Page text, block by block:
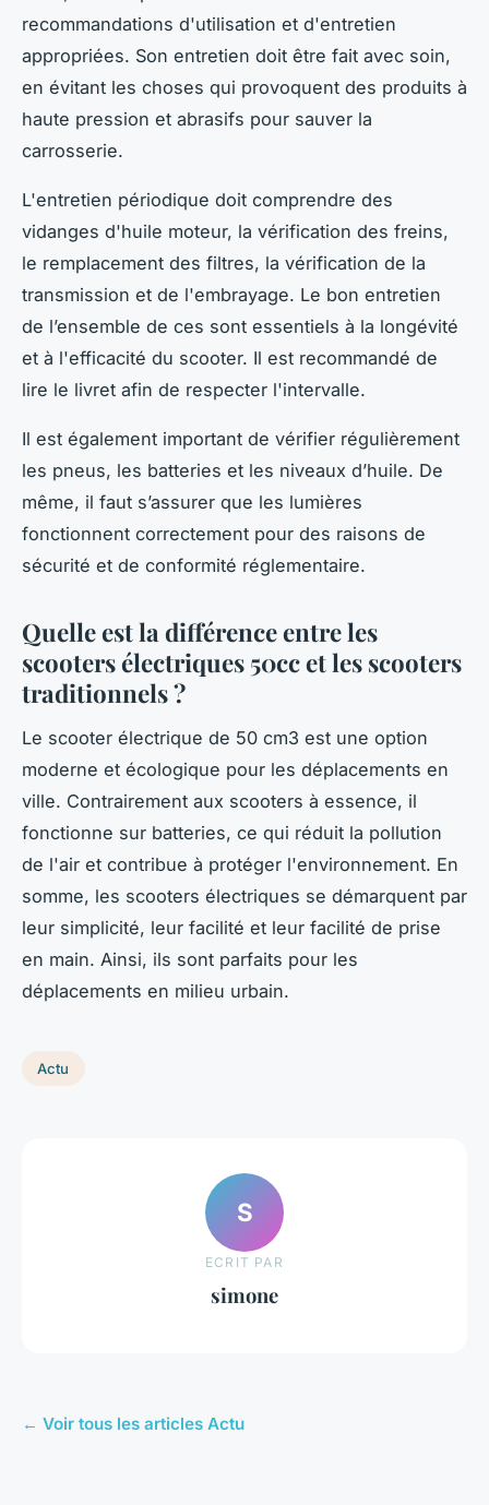
recommandations d'utilisation et d'entretien
appropriées. Son entretien doit être fait avec soin,
en évitant les choses qui provoquent des produits à
haute pression et abrasifs pour sauver la
carrosserie.
L'entretien périodique doit comprendre des
vidanges d'huile moteur, la vérification des freins,
le remplacement des filtres, la vérification de la
transmission et de l'embrayage. Le bon entretien
de l’ensemble de ces sont essentiels à la longévité
et à l'efficacité du scooter. Il est recommandé de
lire le livret afin de respecter l'intervalle.
Il est également important de vérifier régulièrement
les pneus, les batteries et les niveaux d’huile. De
même, il faut s’assurer que les lumières
fonctionnent correctement pour des raisons de
sécurité et de conformité réglementaire.
Quelle est la différence entre les
scooters électriques 50cc et les scooters
traditionnels ?
Le scooter électrique de 50 cm3 est une option
moderne et écologique pour les déplacements en
ville. Contrairement aux scooters à essence, il
fonctionne sur batteries, ce qui réduit la pollution
de l'air et contribue à protéger l'environnement. En
somme, les scooters électriques se démarquent par
leur simplicité, leur facilité et leur facilité de prise
en main. Ainsi, ils sont parfaits pour les
déplacements en milieu urbain.
Actu
S
ECRIT PAR
simone
← Voir tous les articles Actu